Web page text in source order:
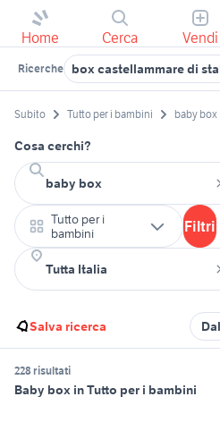
Home Cerca Vendi
Ricerche box castellammare di
Subito Tutto per i bambini baby box
Cosa cerchi?
Tutto per i
bambini
Filtri
Salva ricerca
228 risultati
Baby box in Tutto per i bambini